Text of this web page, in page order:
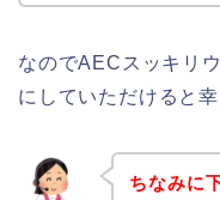
なのでAECスッキリ
にしていただけると幸
ちなみに